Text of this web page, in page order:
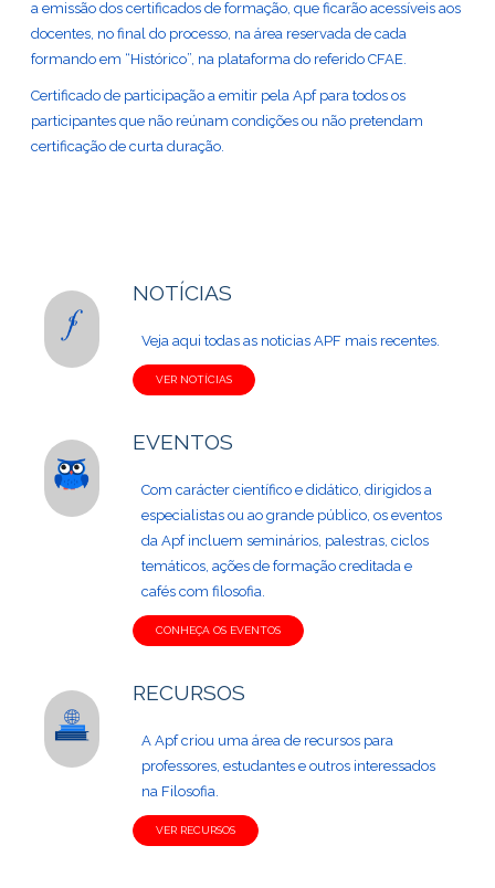
a emissão dos certificados de formação, que ficarão acessíveis aos
docentes, no final do processo, na área reservada de cada
formando em “Histórico”, na plataforma do referido CFAE.
Certificado de participação a emitir pela Apf para todos os
participantes que não reúnam condições ou não pretendam
certificação de curta duração.
NOTÍCIAS
Veja aqui todas as noticias APF mais recentes.
VER NOTÍCIAS
EVENTOS
Com carácter científico e didático, dirigidos a
especialistas ou ao grande público, os eventos
da Apf incluem seminários, palestras, ciclos
temáticos, ações de formação creditada e
cafés com filosofia.
CONHEÇA OS EVENTOS
RECURSOS
A Apf criou uma área de recursos para
professores, estudantes e outros interessados
na Filosofia.
VER RECURSOS